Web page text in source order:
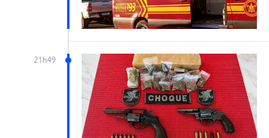
21h49